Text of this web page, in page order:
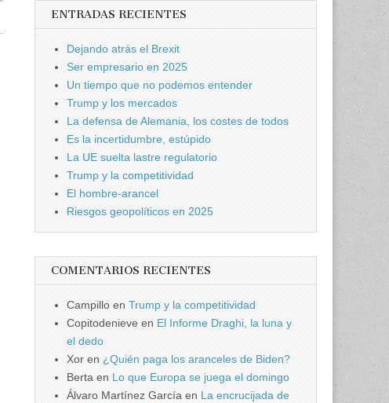
ENTRADAS RECIENTES
Dejando atrás el Brexit
Ser empresario en 2025
Un tiempo que no podemos entender
Trump y los mercados
La defensa de Alemania, los costes de todos
Es la incertidumbre, estúpido
La UE suelta lastre regulatorio
Trump y la competitividad
El hombre-arancel
Riesgos geopolíticos en 2025
COMENTARIOS RECIENTES
Campillo enTrump y la competitividad
Copitodenieve en El Informe Draghi, la luna y
el dedo
Xor en ¿Quién paga los aranceles de Biden?
Berta en Lo que Europa se juega el domingo
Álvaro Martínez García en La encrucijada de